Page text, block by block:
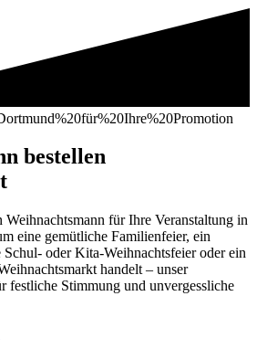
bestellen
Weihnachtsmann für Ihre Veranstaltung in
eine gemütliche Familienfeier, ein
Schul- oder Kita-Weihnachtsfeier oder ein
handelt – unser
festliche Stimmung und unvergessliche